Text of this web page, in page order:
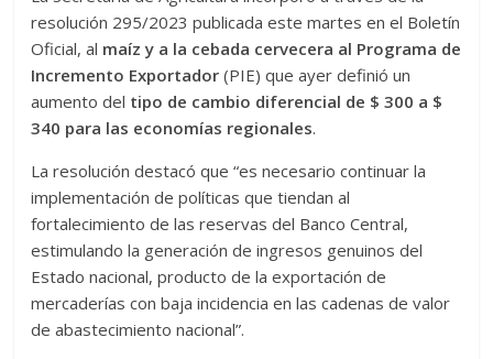
resolución 295/2023 publicada este martes en el Boletín
Oficial, al maíz y a la cebada cervecera al Programa de
Incremento Exportador (PIE) que ayer definió un
aumento del tipo de cambio diferencial de $ 300 a $
340 para las economías regionales.
La resolución destacó que “es necesario continuar la
implementación de políticas que tiendan al
fortalecimiento de las reservas del Banco Central,
estimulando la generación de ingresos genuinos del
Estado nacional, producto de la exportación de
mercaderías con baja incidencia en las cadenas de valor
de abastecimiento nacional”.